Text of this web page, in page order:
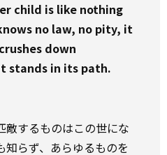
child is like nothing
no law, no pity, it
down
stands in its path.
敵するものはこの世にな
知らず、あらゆるものを